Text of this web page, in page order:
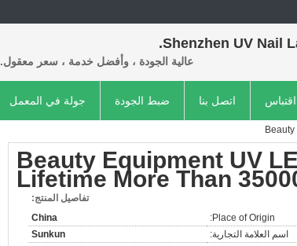
Shenzhen UV Nail
عالية الجودة ، وأفضل خدمة ، سعر معقول.
جولة في المعمل ضبط الجودة اتصل بنا
Beauty Equipment UV
Lifetime More Than
تفاصيل المنتج:
Place of Origin:
China
اسم العلامة التجارية:
Sunkun